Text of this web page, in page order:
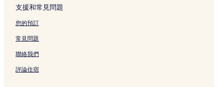
支援和常見問題
您的預訂
常見問題
聯絡我們
評論住宿